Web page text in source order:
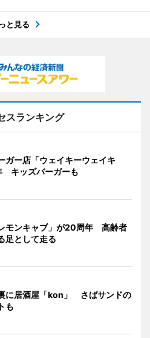
と見る
スランキング
ガー店「ウェイキーウェイキ
キッズバーガーも
モンキャブ」が20周年 高齢者
足として走る
に居酒屋「kon」 さばサンドの
も